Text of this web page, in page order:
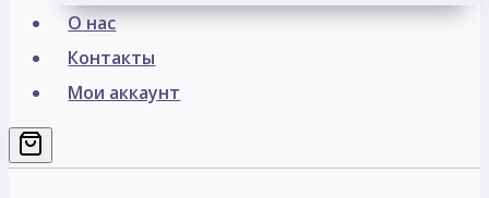
О нас
Контакты
Мои аккаунт